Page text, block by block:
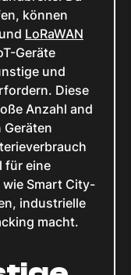
können
LoRaWAN
Geräte
und
Diese
Anzahl and
für eine
Smart City-
industrielle
macht.